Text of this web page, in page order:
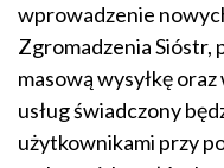
wprowadzenie
Zgromadzenia Sióstr,
masową wysyłkę
usług świadczony
użytkownikami przy